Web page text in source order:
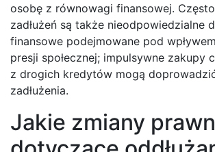
osobę z równowagi finansowej.
zadłużeń są także nieodpowiedzialne
finansowe podejmowane pod
presji społecznej; impulsywne zakupy
z drogich kredytów mogą
zadłużenia.
Jakie zmiany